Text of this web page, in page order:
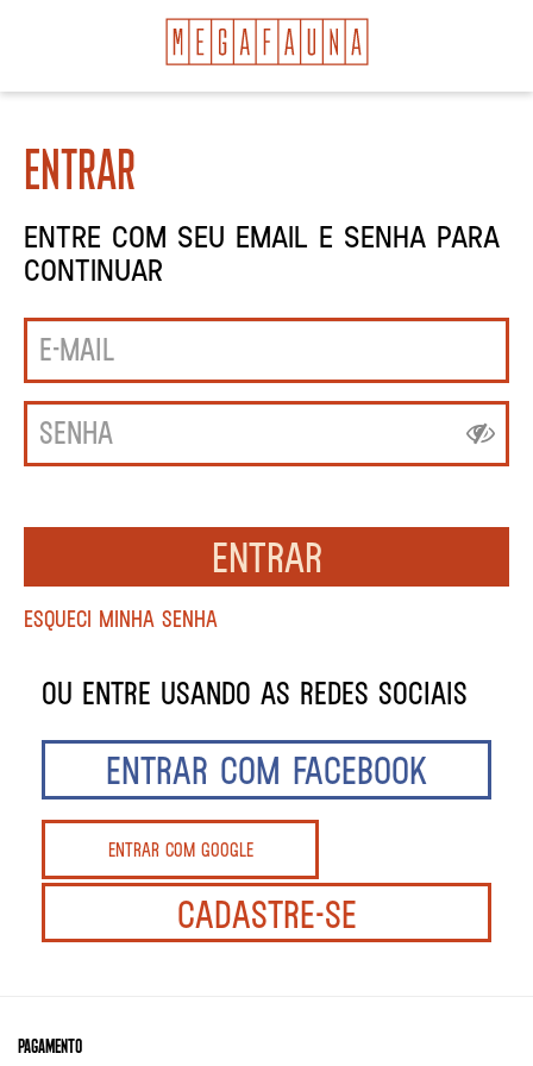
Entrar
Entre com seu email e senha para
continuar
Entrar
Enviar
ENTRAR COM FACEBOOK
Entrar com Google
PAGAMENTO